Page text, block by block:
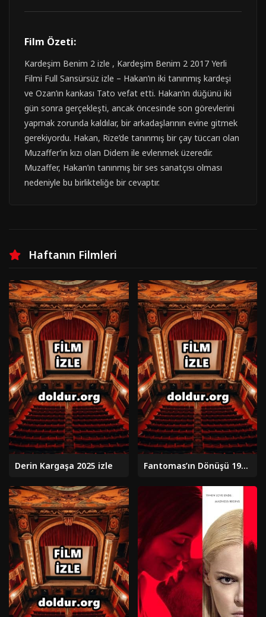
Film Özeti:
Kardeşim Benim 2 izle , Kardeşim Benim 2 2017 Yerli
Filmi Full Sansürsüz izle – Hakan’ın iki tanınmış kardeşi
ve Ozan’ın kankası Tato vefat etti. Hakan’ın düğünü iki
gün sonra gerçekleşti, ancak öncesinde son görevlerini
yapmak zorunda kaldılar, bir arkadaşlarının evine gitmek
gerekiyordu. Hakan, Rize’de tanınmış bir çay tüccarı olan
Muzaffer’in kızı olan Didem ile evlenmek üzeredir.
Muzaffer, Hakan’ın tanınmış bir ses sanatçısı olması
nedeniyle bu birlikteliğe bir cevaptır.
Haftanın Filmleri
Derin Kargaşa 2025 izle Fantomas’ın Dönüşü 1965 izle